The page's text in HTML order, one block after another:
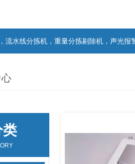
流水线分拣机，重量分拣剔除机，声光报警电子秤
类